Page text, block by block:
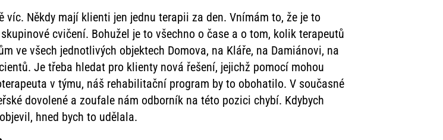
Někdy mají klienti jen jednu terapii za den. Vnímám to, že je to
cvičení. Bohužel je to všechno o čase a o tom, kolik terapeutů
ve všech jednotlivých objektech Domova, na Kláře, na Damiánovi, na
Je třeba hledat pro klienty nová řešení, jejichž pomocí mohou
v týmu, náš rehabilitační program by to obohatilo. V současné
dovolené a zoufale nám odborník na této pozici chybí. Kdybych
hned bych to udělala.